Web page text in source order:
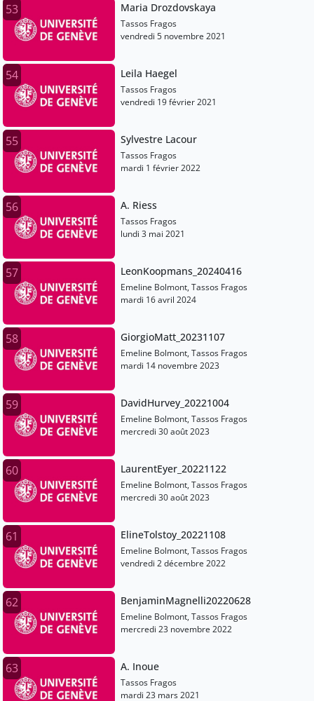
53 Maria Drozdovskaya
Tassos Fragos
vendredi 5 novembre 2021
54 Leila Haegel
Tassos Fragos
vendredi 19 février 2021
55 Sylvestre Lacour
Tassos Fragos
mardi 1 février 2022
56 A. Riess
Tassos Fragos
lundi 3 mai 2021
57 LeonKoopmans_20240416
Emeline Bolmont, Tassos Fragos
mardi 16 avril 2024
58 GiorgioMatt_20231107
Emeline Bolmont, Tassos Fragos
mardi 14 novembre 2023
59 DavidHurvey_20221004
Emeline Bolmont, Tassos Fragos
mercredi 30 août 2023
60 LaurentEyer_20221122
Emeline Bolmont, Tassos Fragos
mercredi 30 août 2023
61 ElineTolstoy_20221108
Emeline Bolmont, Tassos Fragos
vendredi 2 décembre 2022
62 BenjaminMagnelli20220628
Emeline Bolmont, Tassos Fragos
mercredi 23 novembre 2022
63 A. Inoue
Tassos Fragos
mardi 23 mars 2021